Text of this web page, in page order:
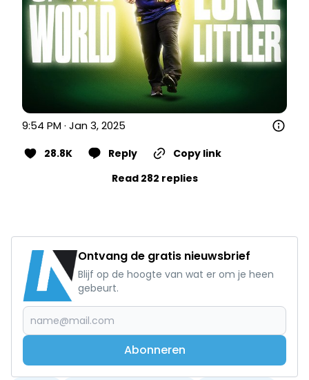
9:54 PM · Jan 3, 2025
28.8K Reply
Copy link
Read 282 replies
Ontvang de gratis nieuwsbrief
Blijf op de hoogte van wat er om je heen
gebeurt.
Abonneren